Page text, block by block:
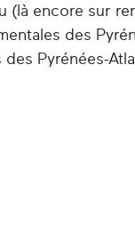
(là encore sur
des
Pyrénées-